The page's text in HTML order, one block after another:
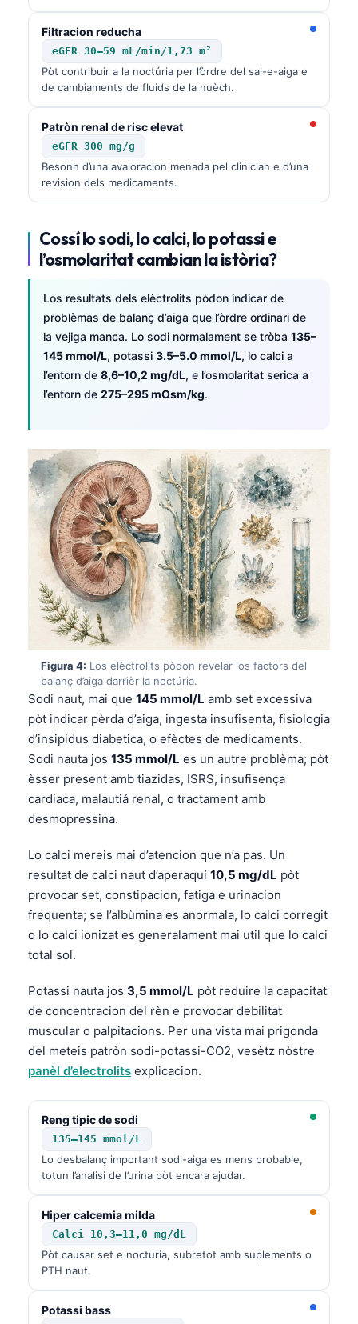
Filtracion reducha
eGFR 30–59 mL/min/1,73 m²
Pòt contribuir a la noctúria per l’òrdre del sal-e-aiga e
de cambiaments de fluids de la nuèch.
Patròn renal de risc elevat
eGFR 300 mg/g
Besonh d’una avaloracion menada pel clinician e d’una
revision dels medicaments.
Cossí lo sodi, lo calci, lo potassi e
l’osmolaritat cambian la istòria?
Los resultats dels elèctrolits pòdon indicar de
problèmas de balanç d’aiga que l’òrdre ordinari de
la vejiga manca. Lo sodi normalament se tròba 135–
145 mmol/L, potassi 3.5–5.0 mmol/L, lo calci a
l’entorn de 8,6–10,2 mg/dL, e l’osmolaritat serica a
l’entorn de 275–295 mOsm/kg.
Figura 4: Los elèctrolits pòdon revelar los factors del
balanç d’aiga darrièr la noctúria.
Sodi naut, mai que 145 mmol/L amb set excessiva
pòt indicar pèrda d’aiga, ingesta insufisenta, fisiologia
d’insipidus diabetica, o efèctes de medicaments.
Sodi nauta jos 135 mmol/L es un autre problèma; pòt
èsser present amb tiazidas, ISRS, insufisença
cardiaca, malautiá renal, o tractament amb
desmopressina.
Lo calci mereis mai d’atencion que n’a pas. Un
resultat de calci naut d’aperaquí 10,5 mg/dL pòt
provocar set, constipacion, fatiga e urinacion
frequenta; se l’albùmina es anormala, lo calci corregit
o lo calci ionizat es generalament mai util que lo calci
total sol.
Potassi nauta jos 3,5 mmol/L pòt reduire la capacitat
de concentracion del rèn e provocar debilitat
muscular o palpitacions. Per una vista mai prigonda
del meteis patròn sodi-potassi-CO2, vesètz nòstre
panèl d’electrolits explicacion.
Reng tipic de sodi
135–145 mmol/L
Lo desbalanç important sodi-aiga es mens probable,
totun l’analisi de l’urina pòt encara ajudar.
Hiper calcemia milda
Calci 10,3–11,0 mg/dL
Pòt causar set e nocturia, subretot amb suplements o
PTH naut.
Potassi bass